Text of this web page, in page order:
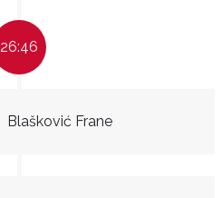
26:46
Blašković Frane